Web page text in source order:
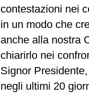
contestazioni nei
in un modo che
anche alla nostra
chiarirlo nei
Signor
negli ultimi 20